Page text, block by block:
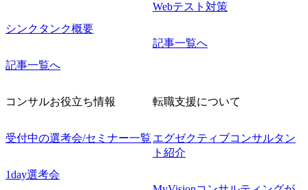
シンクタンク概要
記事一覧へ
Webテスト対策
記事一覧へ
コンサルお役立ち情報
受付中の選考会/セミナー一覧
1day選考会
転職支援について
エグゼクティブコンサルタン
ト紹介